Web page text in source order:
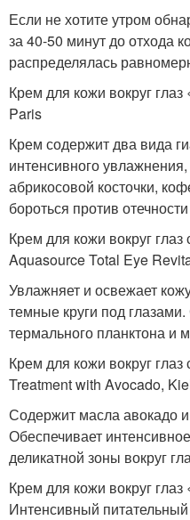
Если не хотите утром
за 40-50 минут до отхода
распределялась
Крем для кожи вокруг глаз
Paris
Крем содержит два вида
интенсивного
абрикосовой косточки,
бороться против
Крем для кожи вокруг
Aquasource Total Eye
Увлажняет и освежает
темные круги под
термального планктона и
Крем для кожи вокруг
Treatment with Avocado,
Содержит масла авокадо и
Обеспечивает
деликатной зоны вокруг
Крем для кожи вокруг
Интенсивный